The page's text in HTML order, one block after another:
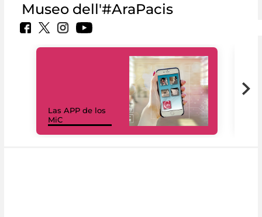
Museo dell'#AraPacis
Las APP de los
MiC